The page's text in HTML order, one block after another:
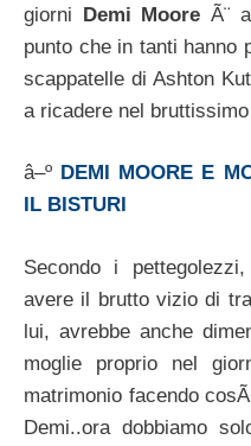
giorni Demi Moore Ã¨
punto che in tanti hanno
scappatelle di Ashton
a ricadere nel
â–º DEMI MOORE E
IL BISTURI
Secondo i pettegolezzi,
avere il brutto vizio di
lui, avrebbe anche
moglie proprio nel
matrimonio facendo
Demi..ora dobbiamo